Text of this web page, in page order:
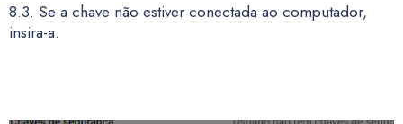
8.3. Se a chave não estiver conectada ao computador,
insira-a.